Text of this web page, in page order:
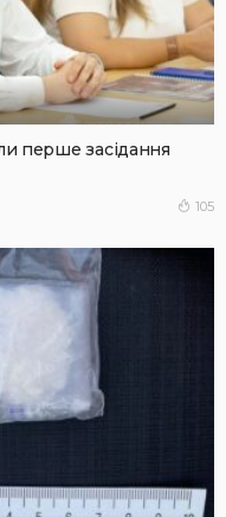
перше засідання
105